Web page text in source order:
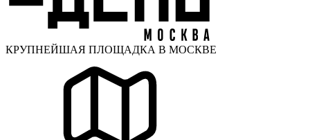
КРУПНЕЙШАЯ ПЛОЩАДКА В МОСКВЕ